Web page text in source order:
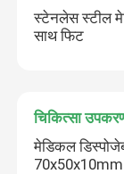
स्टेनलेस स्टील
साथ फिट
चिकित्सा
मेडिकल
70x50x10mm